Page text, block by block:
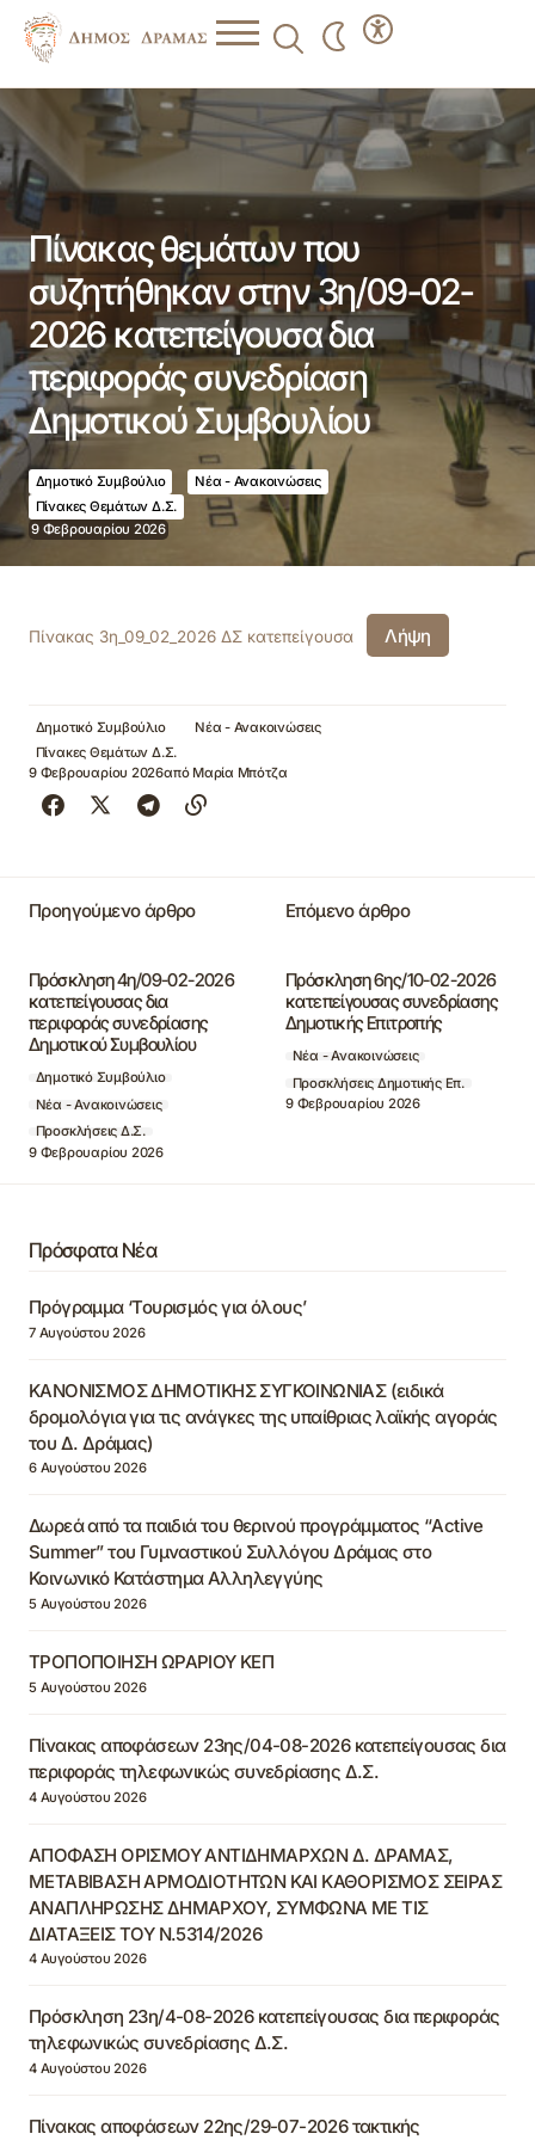
Πίνακας θεμάτων που συζητήθηκαν στην 3η/09-02-2026
κατεπείγουσα δια περιφοράς συνεδρίαση Δημοτικού
Συμβουλίου
Πίνακας θεμάτων που
συζητήθηκαν στην 3η/09-02-
2026 κατεπείγουσα δια
περιφοράς συνεδρίαση
Δημοτικού Συμβουλίου
Δημοτικό Συμβούλιο
Νέα - Ανακοινώσεις
Πίνακες Θεμάτων Δ.Σ.
9 Φεβρουαρίου 2026
Πίνακας 3η_09_02_2026 ΔΣ κατεπείγουσα Λήψη
Δημοτικό Συμβούλιο
Νέα - Ανακοινώσεις
Πίνακες Θεμάτων Δ.Σ.
9 Φεβρουαρίου 2026από Μαρία Μπότζα
Προηγούμενο άρθρο
Πρόσκληση 4η/09-02-2026
κατεπείγουσας δια
περιφοράς συνεδρίασης
Δημοτικού Συμβουλίου
Δημοτικό Συμβούλιο
Νέα - Ανακοινώσεις
Προσκλήσεις Δ.Σ.
9 Φεβρουαρίου 2026
Επόμενο άρθρο
Πρόσκληση 6ης/10-02-2026
κατεπείγουσας συνεδρίασης
Δημοτικής Επιτροπής
Νέα - Ανακοινώσεις
Προσκλήσεις Δημοτικής Επ.
9 Φεβρουαρίου 2026
Πρόσφατα Νέα
Πρόγραμμα ‘Τουρισμός για όλους’
7 Αυγούστου 2026
ΚΑΝΟΝΙΣΜΟΣ ΔΗΜΟΤΙΚΗΣ ΣΥΓΚΟΙΝΩΝΙΑΣ (ειδικά
δρομολόγια για τις ανάγκες της υπαίθριας λαϊκής αγοράς
του Δ. Δράμας)
6 Αυγούστου 2026
Δωρεά από τα παιδιά του θερινού προγράμματος “Active
Summer” του Γυμναστικού Συλλόγου Δράμας στο
Κοινωνικό Κατάστημα Αλληλεγγύης
5 Αυγούστου 2026
ΤΡΟΠΟΠΟΙΗΣΗ ΩΡΑΡΙΟΥ ΚΕΠ
5 Αυγούστου 2026
Πίνακας αποφάσεων 23ης/04-08-2026 κατεπείγουσας δια
περιφοράς τηλεφωνικώς συνεδρίασης Δ.Σ.
4 Αυγούστου 2026
ΑΠΟΦΑΣΗ ΟΡΙΣΜΟΥ ΑΝΤΙΔΗΜΑΡΧΩΝ Δ. ΔΡΑΜΑΣ,
ΜΕΤΑΒΙΒΑΣΗ ΑΡΜΟΔΙΟΤΗΤΩΝ ΚΑΙ ΚΑΘΟΡΙΣΜΟΣ ΣΕΙΡΑΣ
ΑΝΑΠΛΗΡΩΣΗΣ ΔΗΜΑΡΧΟΥ, ΣΥΜΦΩΝΑ ΜΕ ΤΙΣ
ΔΙΑΤΑΞΕΙΣ ΤΟΥ Ν.5314/2026
4 Αυγούστου 2026
Πρόσκληση 23η/4-08-2026 κατεπείγουσας δια περιφοράς
τηλεφωνικώς συνεδρίασης Δ.Σ.
4 Αυγούστου 2026
Πίνακας αποφάσεων 22ης/29-07-2026 τακτικής